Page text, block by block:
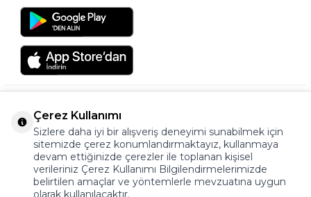
©2026 Tüm Hakkı Saklıdır.
ayakkabıonline.com
Çerez Kullanımı
Sizlere daha iyi bir alışveriş deneyimi sunabilmek için
sitemizde çerez konumlandırmaktayız, kullanmaya
devam ettiğinizde çerezler ile toplanan kişisel
verileriniz Çerez Kullanımı Bilgilendirmelerimizde
belirtilen amaçlar ve yöntemlerle mevzuatına uygun
olarak kullanılacaktır.